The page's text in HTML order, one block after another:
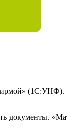
(1С:УНФ).
документы.